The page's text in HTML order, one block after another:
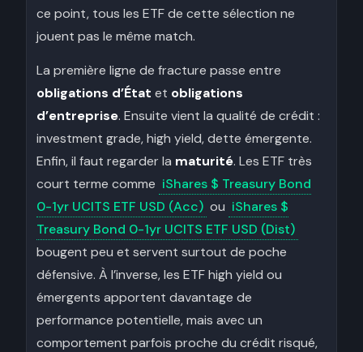
ce point, tous les ETF de cette sélection ne
jouent pas le même match.
La première ligne de fracture passe entre
obligations d’État et obligations
d’entreprise. Ensuite vient la qualité de crédit :
investment grade, high yield, dette émergente.
Enfin, il faut regarder la maturité. Les ETF très
court terme comme iShares $ Treasury Bond
0-1yr UCITS ETF USD (Acc) ou iShares $
Treasury Bond 0-1yr UCITS ETF USD (Dist)
bougent peu et servent surtout de poche
défensive. À l’inverse, les ETF high yield ou
émergents apportent davantage de
performance potentielle, mais avec un
comportement parfois proche du crédit risqué,